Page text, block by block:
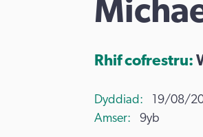
Rhif cofrestru:
Dyddiad
19/08/
Amser
9yb